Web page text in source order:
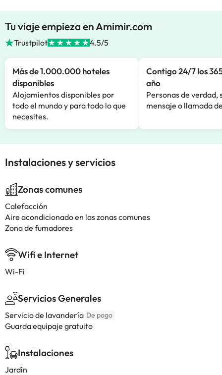
Tu viaje empieza en Amimir.com
Trustpilot 4.5/5
Más de 1.000.000 hoteles
disponibles
Alojamientos disponibles por
todo el mundo y para todo lo que
necesites.
Contigo 24/7 los
año
Personas de verdad,
mensaje o llamada
Instalaciones y servicios
Zonas comunes
Calefacción
Aire acondicionado en las zonas comunes
Zona de fumadores
Wifi e Internet
Wi-Fi
Servicios Generales
Servicio de lavandería De pago
Guarda equipaje gratuito
Instalaciones
Jardín